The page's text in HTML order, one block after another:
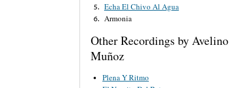
5. Echa El Chivo Al Agua
6. Armonia
Other Recordings by Avelino
Muñoz
Plena Y Ritmo